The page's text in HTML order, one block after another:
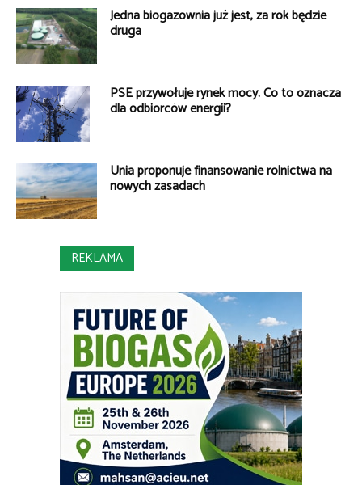
Jedna biogazownia już jest, za rok będzie
druga
PSE przywołuje rynek mocy. Co to oznacza
dla odbiorców energii?
Unia proponuje finansowanie rolnictwa na
nowych zasadach
REKLAMA